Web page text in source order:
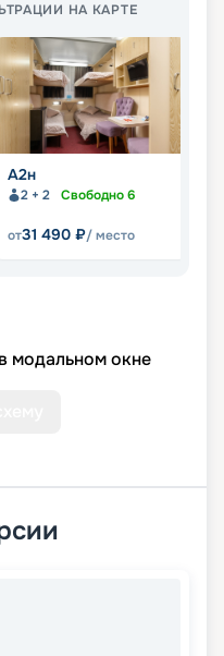
НА КАРТЕ
А2н
2 + 2 Свободно6
от31 490 ₽/ место
модальном окне